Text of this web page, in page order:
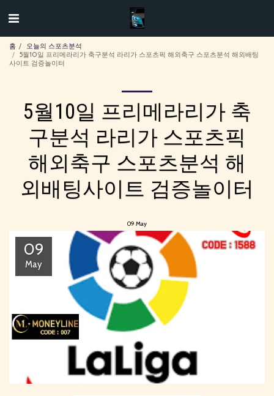
홈
오늘의 스포츠분석
5월10일 프리메라리가 축구분석 라리가 스포츠픽 해외축구 스포츠분석 해외배팅
사이트 검증놀이터
5월10일 프리메라리가 축
구분석 라리가 스포츠픽
해외축구 스포츠분석 해
외배팅사이트 검증놀이터
09 May
09
May